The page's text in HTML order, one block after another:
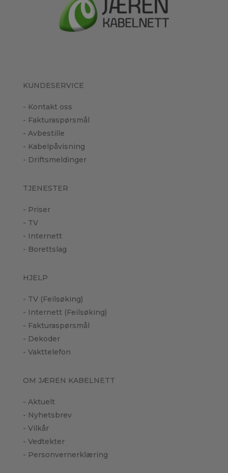
KUNDESERVICE
- Kontakt oss
- Fakturaspørsmål
- Avbestille
- Kabelpåvisning
- Driftsmeldinger
TJENESTER
- Priser
- TV
- Internett
- Borettslag
HJELP
- TV (Feilsøking)
- Internett (Feilsøking)
- Fakturaspørsmål
- Dekoder
- Vakttelefon
OM JÆREN KABELNETT
- Aktuelt
- Nyhetsbrev
- Vilkår
- Vedtekter
- Personvernerklæring